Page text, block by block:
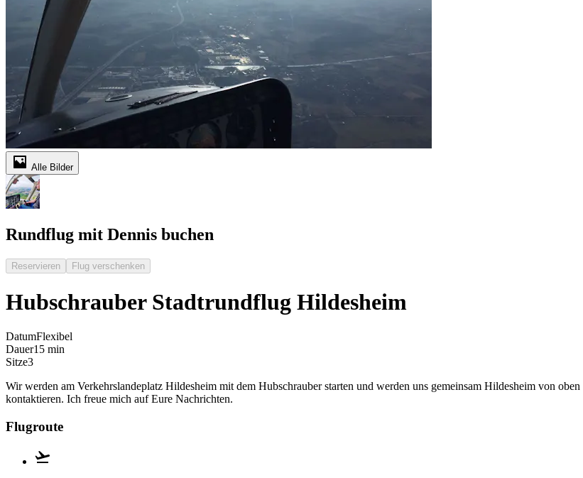
Alle Bilder
Rundflug mit Dennis buchen
Reservieren Flug verschenken
Hubschrauber Stadtrundflug Hildesheim
DatumFlexibel
Dauer15 min
Sitze3
Wir werden am Verkehrslandeplatz Hildesheim mit dem Hubschrauber starten und werden uns gemeinsam Hildesheim von
kontaktieren. Ich freue mich auf Eure Nachrichten.
Flugroute